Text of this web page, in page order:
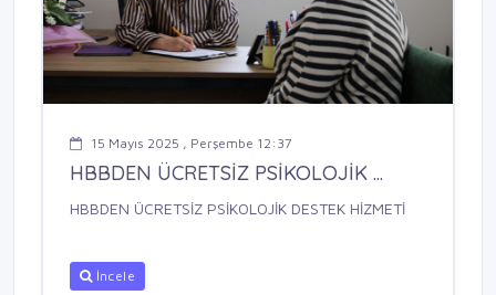
15 Mayıs 2025 , Perşembe 12:37
HBBDEN ÜCRETSİZ PSİKOLOJİK ...
HBBDEN ÜCRETSİZ PSİKOLOJİK DESTEK HİZMETİ
İncele